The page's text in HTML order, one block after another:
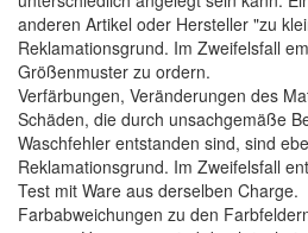
anderen Artikel oder Hersteller "zu
Reklamationsgrund. Im Zweifelsfall
Größenmuster zu ordern.
Verfärbungen, Veränderungen des
Schäden, die durch unsachgemäße
Waschfehler entstanden sind, sind
Reklamationsgrund. Im Zweifelsfall
Test mit Ware aus derselben Charge.
Farbabweichungen zu den